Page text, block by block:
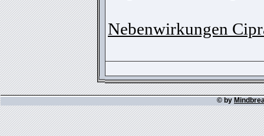
Nebenwirkungen
© by